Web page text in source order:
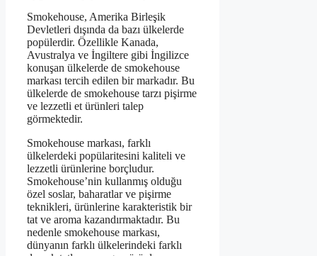
Smokehouse, Amerika Birleşik
Devletleri dışında da bazı ülkelerde
popülerdir. Özellikle Kanada,
Avustralya ve İngiltere gibi İngilizce
konuşan ülkelerde de smokehouse
markası tercih edilen bir markadır. Bu
ülkelerde de smokehouse tarzı pişirme
ve lezzetli et ürünleri talep
görmektedir.
Smokehouse markası, farklı
ülkelerdeki popülaritesini kaliteli ve
lezzetli ürünlerine borçludur.
Smokehouse’nin kullanmış olduğu
özel soslar, baharatlar ve pişirme
teknikleri, ürünlerine karakteristik bir
tat ve aroma kazandırmaktadır. Bu
nedenle smokehouse markası,
dünyanın farklı ülkelerindeki farklı